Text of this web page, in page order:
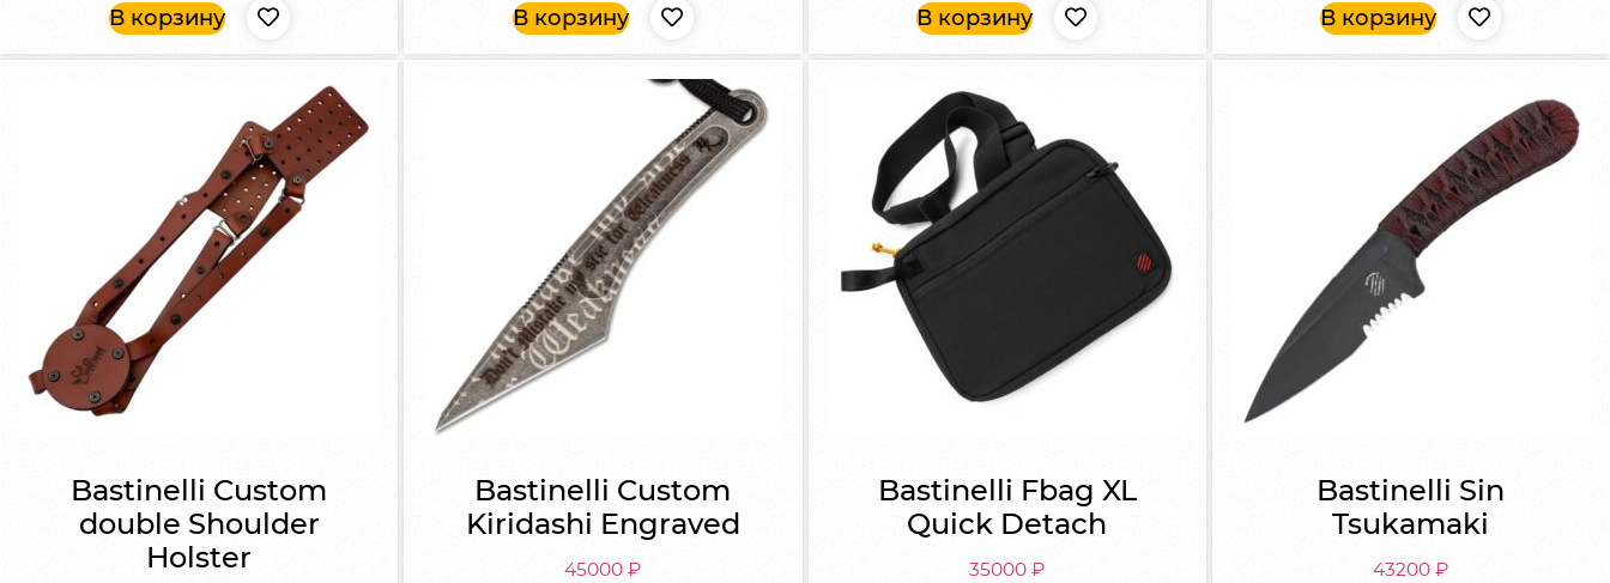
В корзину В корзину В корзину В корзину
Bastinelli Custom
double Shoulder
Holster
Bastinelli Custom
Kiridashi Engraved
45000₽
Bastinelli Fbag XL
Quick Detach
35000₽
Bastinelli Sin
Tsukamaki
43200₽